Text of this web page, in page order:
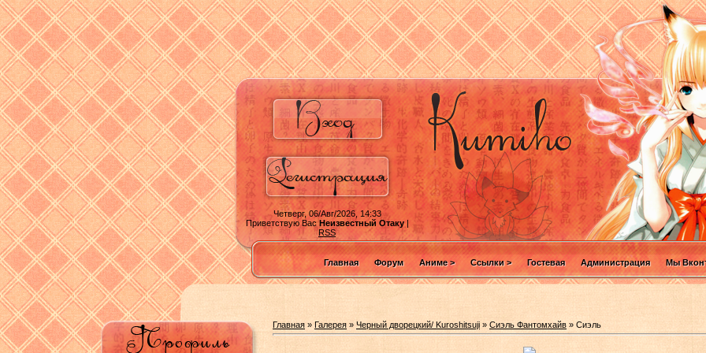
Четверг, 06/Авг/2026, 14:33
Приветствую ВасНеизвестный Отаку|
RSS
Главная Форум Аниме > Ссылки > Гостевая Администрация Мы
Главная »Галерея » Черный дворецкий/ Kuroshitsuji » Сиэль Фантомхайв » Сиэль